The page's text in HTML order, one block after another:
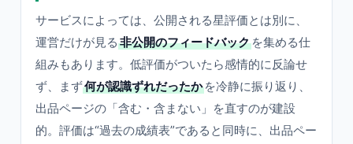
サービスによっては、公開される星評価とは別に、
運営だけが見る 非公開のフィードバック を集める仕
組みもあります。低評価がついたら感情的に反論せ
ず、まず何が認識ずれだったか を冷静に振り返り、
出品ページの「含む・含まない」を直すのが建設
的。評価は“過去の成績表”であると同時に、出品ペー